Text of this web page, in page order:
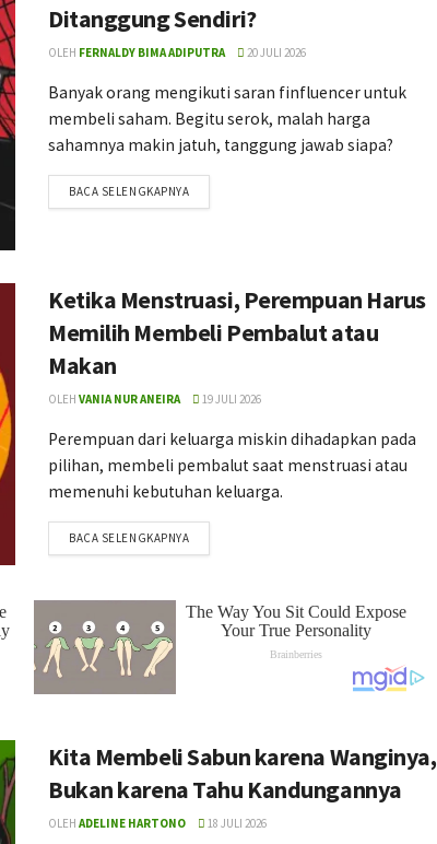
Ditanggung Sendiri?
OLEH FERNALDY BIMA ADIPUTRA 20 JULI 2026
Banyak orang mengikuti saran finfluencer untuk
membeli saham. Begitu serok, malah harga
sahamnya makin jatuh, tanggung jawab siapa?
BACA SELENGKAPNYA
Ketika Menstruasi, Perempuan Harus
Memilih Membeli Pembalut atau
Makan
OLEH VANIA NUR ANEIRA 19 JULI 2026
Perempuan dari keluarga miskin dihadapkan pada
pilihan, membeli pembalut saat menstruasi atau
memenuhi kebutuhan keluarga.
BACA SELENGKAPNYA
Kita Membeli Sabun karena Wanginya,
Bukan karena Tahu Kandungannya
OLEH ADELINE HARTONO 18 JULI 2026